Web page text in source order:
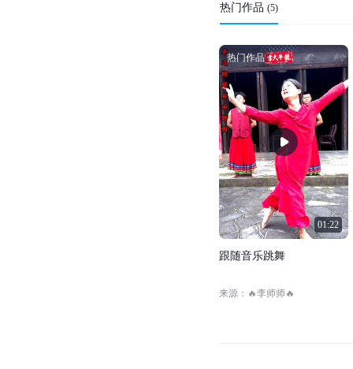
热门作品 (5)
01:22
热门作品
跟 随音乐跳舞
来源：🔥李师师🔥